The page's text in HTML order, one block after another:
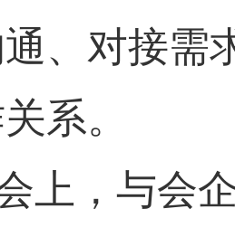
、对接需
系。
上，与会